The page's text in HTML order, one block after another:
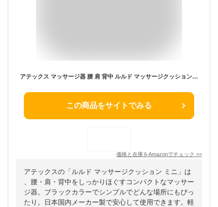
アテックス マッサージ器 腰 肩 背中 ルルド マッサージクッション ミニ ブラック AX-HCL318bk 日本 国内メーカー プレゼント ギフト
この商品をサイトでみる
価格と在庫をAmazonでチェック >>
アテックスの「ルルド マッサージクッション ミニ」は
、腰・肩・背中をしっかりほぐすコンパクトなマッサー
ジ器。ブラックカラーでシンプルでどんな場所にもぴっ
たり。日本国内メーカー製で安心して使用できます。軽